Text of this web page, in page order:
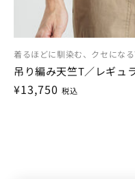
着るほどに馴染む、クセにな
吊り編み天竺T／レギュ
通
¥13,750 税込